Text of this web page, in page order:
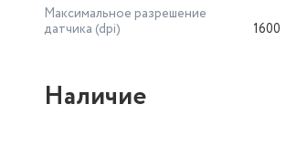
Максимальное разрешение
датчика (dpi)
1600
Наличие